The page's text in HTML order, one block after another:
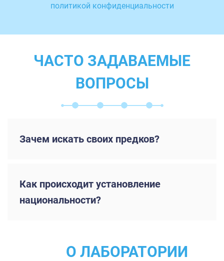
политикой конфиденциальности
ЧАСТО ЗАДАВАЕМЫЕ
ВОПРОСЫ
Зачем искать своих предков?
Как происходит установление
национальности?
О ЛАБОРАТОРИИ